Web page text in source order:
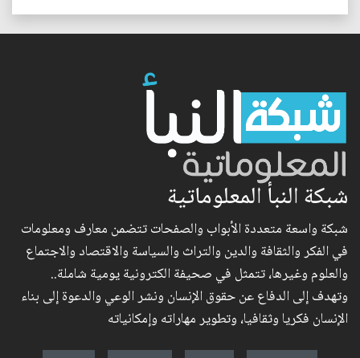
شبكة النبأ المعلوماتية
شبكة واسعة متعددة الأبواب والصفحات تتضمن معارف ومعلومات
في الفكر والثقافة والدين والتراث والسياسة والاقتصاد والاجتماع
والعلوم وغيرها، تتمثل في صحيفة الكترونية يومية شاملة..
وتهدف إلى الدفاع عن حقوق الإنسان ونشر الوعي والدعوة إلى بناء
الإنسان فكريا وثقافيا، وتطوير مهاراته وإمكانياته